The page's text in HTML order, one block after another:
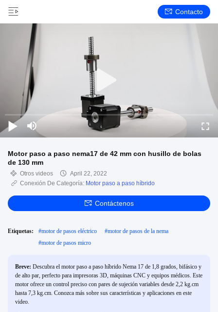
Contacto
Motor paso a paso nema17 de 42 mm con husillo de bolas
de 130 mm
Otros videos
April 22, 2022
Conexión De Categoría: Motor paso a paso híbrido
Contáctenos
Etiquetas: #motor de pasos eléctrico #motor de pasos de la nema
#motor de pasos micro
Breve: Descubra el motor paso a paso híbrido Nema 17 de 1,8 grados, bifásico y
de alto par, perfecto para impresoras 3D, máquinas CNC y equipos médicos. Este
motor ofrece un control preciso con pares de sujeción variables desde 2,2 kg.cm
hasta 7,3 kg.cm. Conozca más sobre sus características y aplicaciones en este
video.